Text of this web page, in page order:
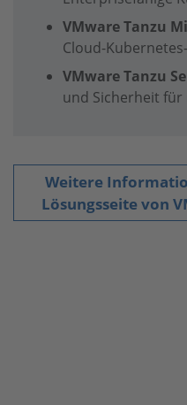
VMware Tanzu
Cloud-
VMware Tanzu
und Sicherheit
Weitere
Lösungsseite von